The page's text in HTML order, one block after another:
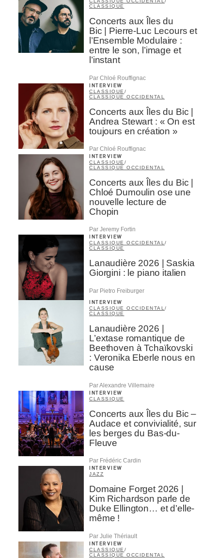
CLASSIQUE
Concerts aux Îles du
Bic | Pierre-Luc Lecours et
l’Ensemble Modulaire :
entre le son, l’image et
l’instant
Par Chloé Rouffignac
INTERVIEW
CLASSIQUE /
CLASSIQUE OCCIDENTAL
Concerts aux Îles du Bic |
Andrea Stewart : « On est
toujours en création »
Par Chloé Rouffignac
INTERVIEW
CLASSIQUE /
CLASSIQUE OCCIDENTAL
Concerts aux Îles du Bic |
Chloé Dumoulin ose une
nouvelle lecture de
Chopin
Par Jeremy Fortin
INTERVIEW
CLASSIQUE OCCIDENTAL/
CLASSIQUE
Lanaudière 2026 | Saskia
Giorgini : le piano italien
Par Pietro Freiburger
INTERVIEW
CLASSIQUE OCCIDENTAL/
CLASSIQUE
Lanaudière 2026 |
L’extase romantique de
Beethoven à Tchaïkovski
: Veronika Eberle nous en
cause
Par Alexandre Villemaire
INTERVIEW
CLASSIQUE
Concerts aux Îles du Bic –
Audace et convivialité, sur
les berges du Bas-du-
Fleuve
Par Frédéric Cardin
INTERVIEW
JAZZ
Domaine Forget 2026 |
Kim Richardson parle de
Duke Ellington… et d’elle-
même !
Par Julie Thériault
INTERVIEW
CLASSIQUE /
CLASSIQUE OCCIDENTAL